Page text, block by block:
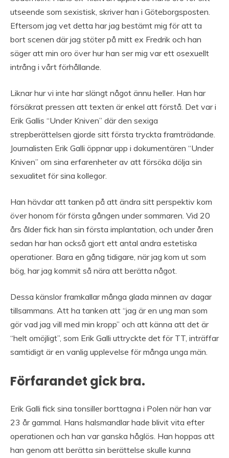
utseende som sexistisk, skriver han i Göteborgsposten.
Eftersom jag vet detta har jag bestämt mig för att ta
bort scenen där jag stöter på mitt ex Fredrik och han
säger att min oro över hur han ser mig var ett osexuellt
intrång i vårt förhållande.
Liknar hur vi inte har slängt något ännu heller. Han har
försäkrat pressen att texten är enkel att förstå. Det var i
Erik Gallis “Under Kniven” där den sexiga
strepberättelsen gjorde sitt första tryckta framträdande.
Journalisten Erik Galli öppnar upp i dokumentären “Under
Kniven” om sina erfarenheter av att försöka dölja sin
sexualitet för sina kollegor.
Han hävdar att tanken på att ändra sitt perspektiv kom
över honom för första gången under sommaren. Vid 20
års ålder fick han sin första implantation, och under åren
sedan har han också gjort ett antal andra estetiska
operationer. Bara en gång tidigare, när jag kom ut som
bög, har jag kommit så nära att berätta något.
Dessa känslor framkallar många glada minnen av dagar
tillsammans. Att ha tanken att “jag är en ung man som
gör vad jag vill med min kropp” och att känna att det är
“helt omöjligt”, som Erik Galli uttryckte det för TT, inträffar
samtidigt är en vanlig upplevelse för många unga män.
Förfarandet gick bra.
Erik Galli fick sina tonsiller borttagna i Polen när han var
23 år gammal. Hans halsmandlar hade blivit vita efter
operationen och han var ganska håglös. Han hoppas att
han genom att berätta sin berättelse skulle kunna